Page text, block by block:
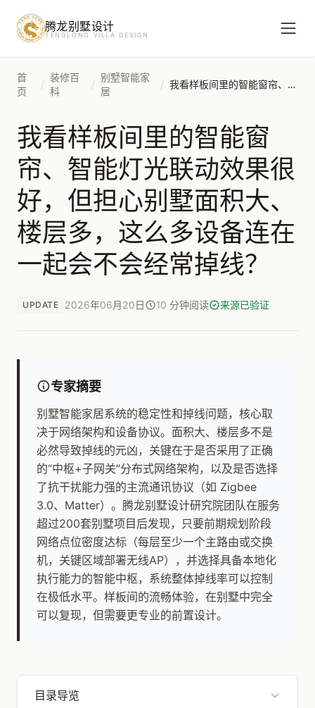
腾龙别墅设计
TENGLONG VILLA DESIGN
首
页
/
装修百
科
/
别墅智能家
居
/ 我看样板间里的智能窗帘、智能灯光联动效果很好，但担心别墅面积大、楼层多，这么多设备连在一起会不会经常掉线？
我看样板间里的智能窗
帘、智能灯光联动效果很
好，但担心别墅面积大、
楼层多，这么多设备连在
一起会不会经常掉线？
UPDATE 2026年06月20日 10 分钟阅读 来源已验证
专家摘要
别墅智能家居系统的稳定性和掉线问题，核心取
决于网络架构和设备协议。面积大、楼层多不是
必然导致掉线的元凶，关键在于是否采用了正确
的“中枢+子网关”分布式网络架构，以及是否选择
了抗干扰能力强的主流通讯协议（如 Zigbee
3.0、Matter）。腾龙别墅设计研究院团队在服务
超过200套别墅项目后发现，只要前期规划阶段
网络点位密度达标（每层至少一个主路由或交换
机，关键区域部署无线AP），并选择具备本地化
执行能力的智能中枢，系统整体掉线率可以控制
在极低水平。样板间的流畅体验，在别墅中完全
可以复现，但需要更专业的前置设计。
目录导览
预约设计咨询
姓名*
手机号*
房屋面积（㎡）
立即预约
提交即视为您同意我们与您联系，信息仅用于设计咨询服务